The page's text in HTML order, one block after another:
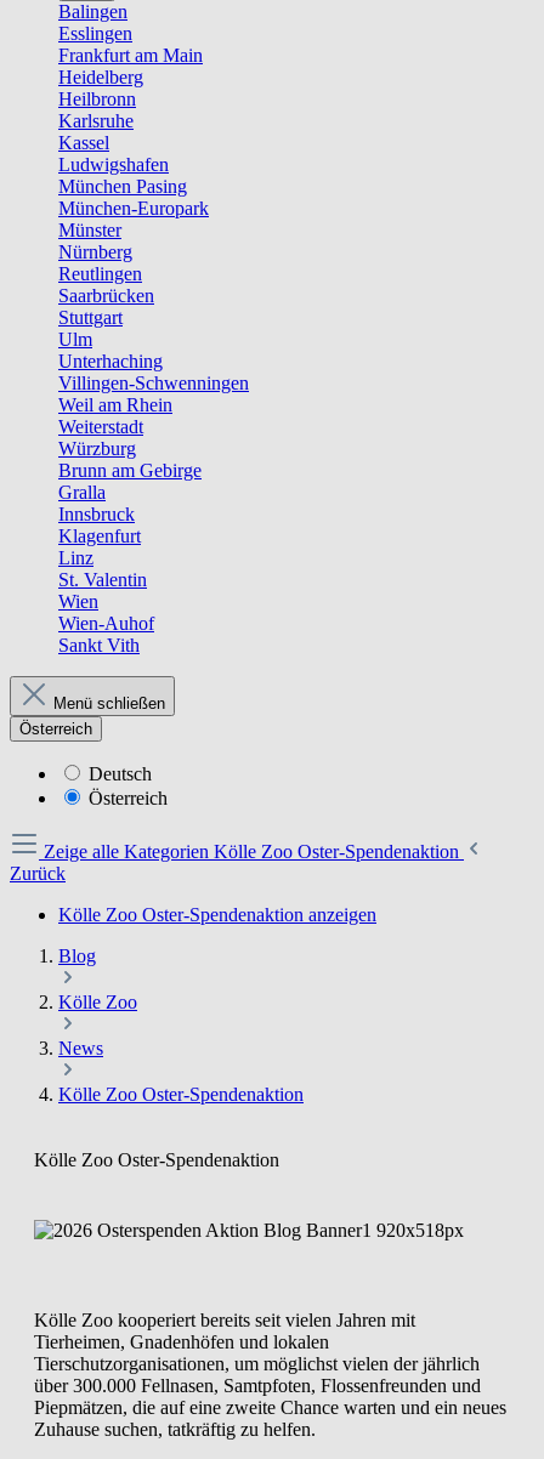
Balingen
Esslingen
Frankfurt am Main
Heidelberg
Heilbronn
Karlsruhe
Kassel
Ludwigshafen
München Pasing
München-Europark
Münster
Nürnberg
Reutlingen
Saarbrücken
Stuttgart
Ulm
Unterhaching
Villingen-Schwenningen
Weil am Rhein
Weiterstadt
Würzburg
Brunn am Gebirge
Gralla
Innsbruck
Klagenfurt
Linz
St. Valentin
Wien
Wien-Auhof
Sankt Vith
Menü schließen
Österreich
Deutsch
Österreich
Zeige alle Kategorien Kölle Zoo Oster-Spendenaktion
Zurück
Kölle Zoo Oster-Spendenaktion anzeigen
Blog
Kölle Zoo
News
Kölle Zoo Oster-Spendenaktion
Kölle Zoo Oster-Spendenaktion
Kölle Zoo kooperiert bereits seit vielen Jahren mit
Tierheimen, Gnadenhöfen und lokalen
Tierschutzorganisationen, um möglichst vielen der jährlich
über 300.000 Fellnasen, Samtpfoten, Flossenfreunden und
Piepmätzen, die auf eine zweite Chance warten und ein neues
Zuhause suchen, tatkräftig zu helfen.